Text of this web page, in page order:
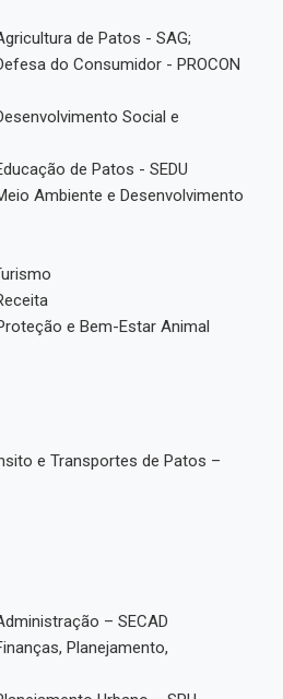
de Patos - SAG;
do Consumidor - PROCON
Social e
de Patos - SEDU
Ambiente e Desenvolvimento
e Bem-Estar Animal
e Transportes de Patos –
– SECAD
Planejamento,